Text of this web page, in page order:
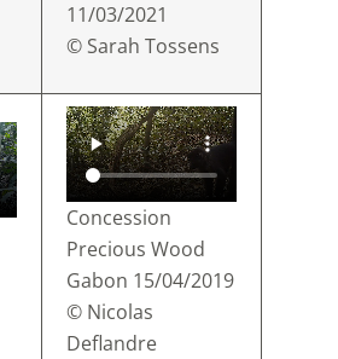
11/03/2021
© Sarah Tossens
Concession
Precious Wood
Gabon 15/04/2019
© Nicolas
Deflandre